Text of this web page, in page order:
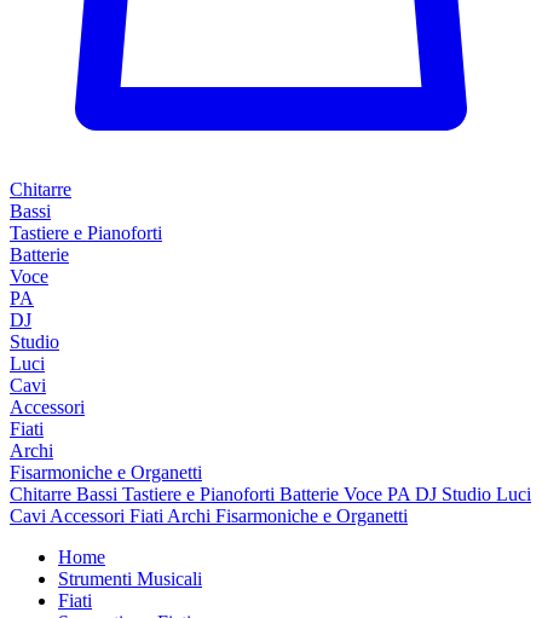
Chitarre
Bassi
Tastiere e Pianoforti
Batterie
Voce
PA
DJ
Studio
Luci
Cavi
Accessori
Fiati
Archi
Fisarmoniche e Organetti
Chitarre Bassi Tastiere e Pianoforti Batterie Voce PA DJ Studio Luci
Cavi Accessori Fiati Archi Fisarmoniche e Organetti
Home
Strumenti Musicali
Fiati